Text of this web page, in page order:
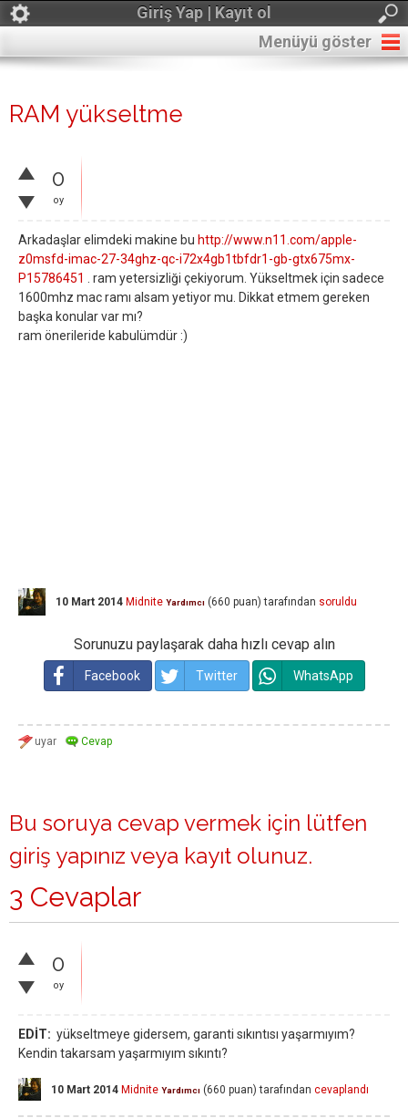
Giriş Yap | Kayıt ol
Menüyü göster
RAM yükseltme
0
oy
Arkadaşlar elimdeki makine bu http://www.n11.com/apple-
z0msfd-imac-27-34ghz-qc-i72x4gb1tbfdr1-gb-gtx675mx-
P15786451
. ram yetersizliği çekiyorum. Yükseltmek için sadece
1600mhz mac ramı alsam yetiyor mu. Dikkat etmem gereken
başka konular var mı?
ram önerileride kabulümdür :)
10 Mart 2014 Midnite Yardımcı (660 puan) tarafından soruldu
Sorunuzu paylaşarak daha hızlı cevap alın
Facebook Twitter WhatsApp
Bu soruya cevap vermek için lütfen
giriş yapınız veya kayıt olunuz.
3 Cevaplar
0
oy
EDİT: yükseltmeye gidersem, garanti sıkıntısı yaşarmıyım?
Kendin takarsam yaşarmıyım sıkıntı?
10 Mart 2014 Midnite Yardımcı (660 puan) tarafından cevaplandı